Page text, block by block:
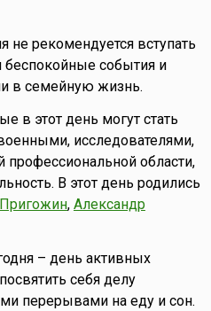
не рекомендуется вступать
беспокойные события и
в семейную жизнь.
в этот день могут стать
исследователями,
области,
В этот день родились
, Александр
– день активных
себя делу
перерывами на еду и сон.